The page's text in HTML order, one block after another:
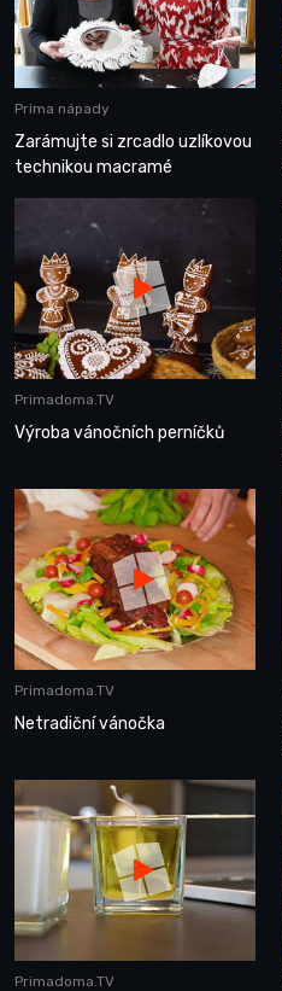
Prima nápady
Zarámujte si zrcadlo uzlíkovou
technikou macramé
Primadoma.TV
Výroba vánočních perníčků
Primadoma.TV
Netradiční vánočka
Primadoma.TV